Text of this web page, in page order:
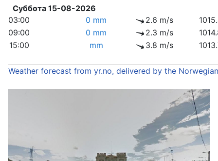
Суббота 15-08-2026
03:00
0 mm 2.6 m/s
09:00
0 mm 2.3 m/s
15:00
mm 3.8 m/s
Weather forecast from yr.no, delivered by the